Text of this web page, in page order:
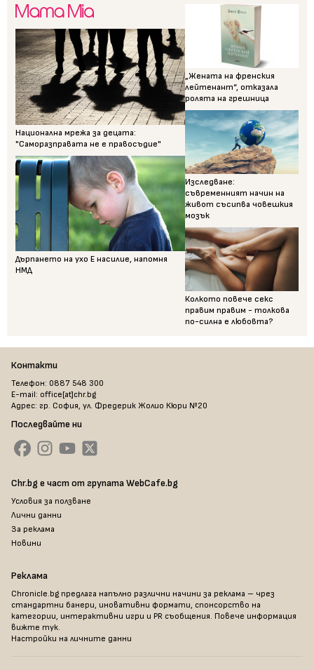
Национална мрежа за децата:
"Саморазправата не е правосъдие"
Дърпането на ухо Е насилие, напомня
НМД
„Жената на френския
лейтенант“, отказала
ролята на грешница
Изследване:
съвременният начин на
живот съсипва човешкия
мозък
Колкото повече секс
правим правим - толкова
по-силна е любовта?
Контакти
Телефон: 0887 548 300
E-mail: office[at]chr.bg
Адрес: гр. София, ул. Фредерик Жолио Кюри №20
Последвайте ни
Chr.bg е част от групата WebCafe.bg
Условия за ползване
Лични данни
За реклама
Новини
Реклама
Chronicle.bg предлага напълно различни начини за реклама – чрез
стандартни банери, иновативни формати, спонсорство на
категории, интерактивни игри и PR съобщения. Повече информация
вижте тук.
Настройки на личните данни